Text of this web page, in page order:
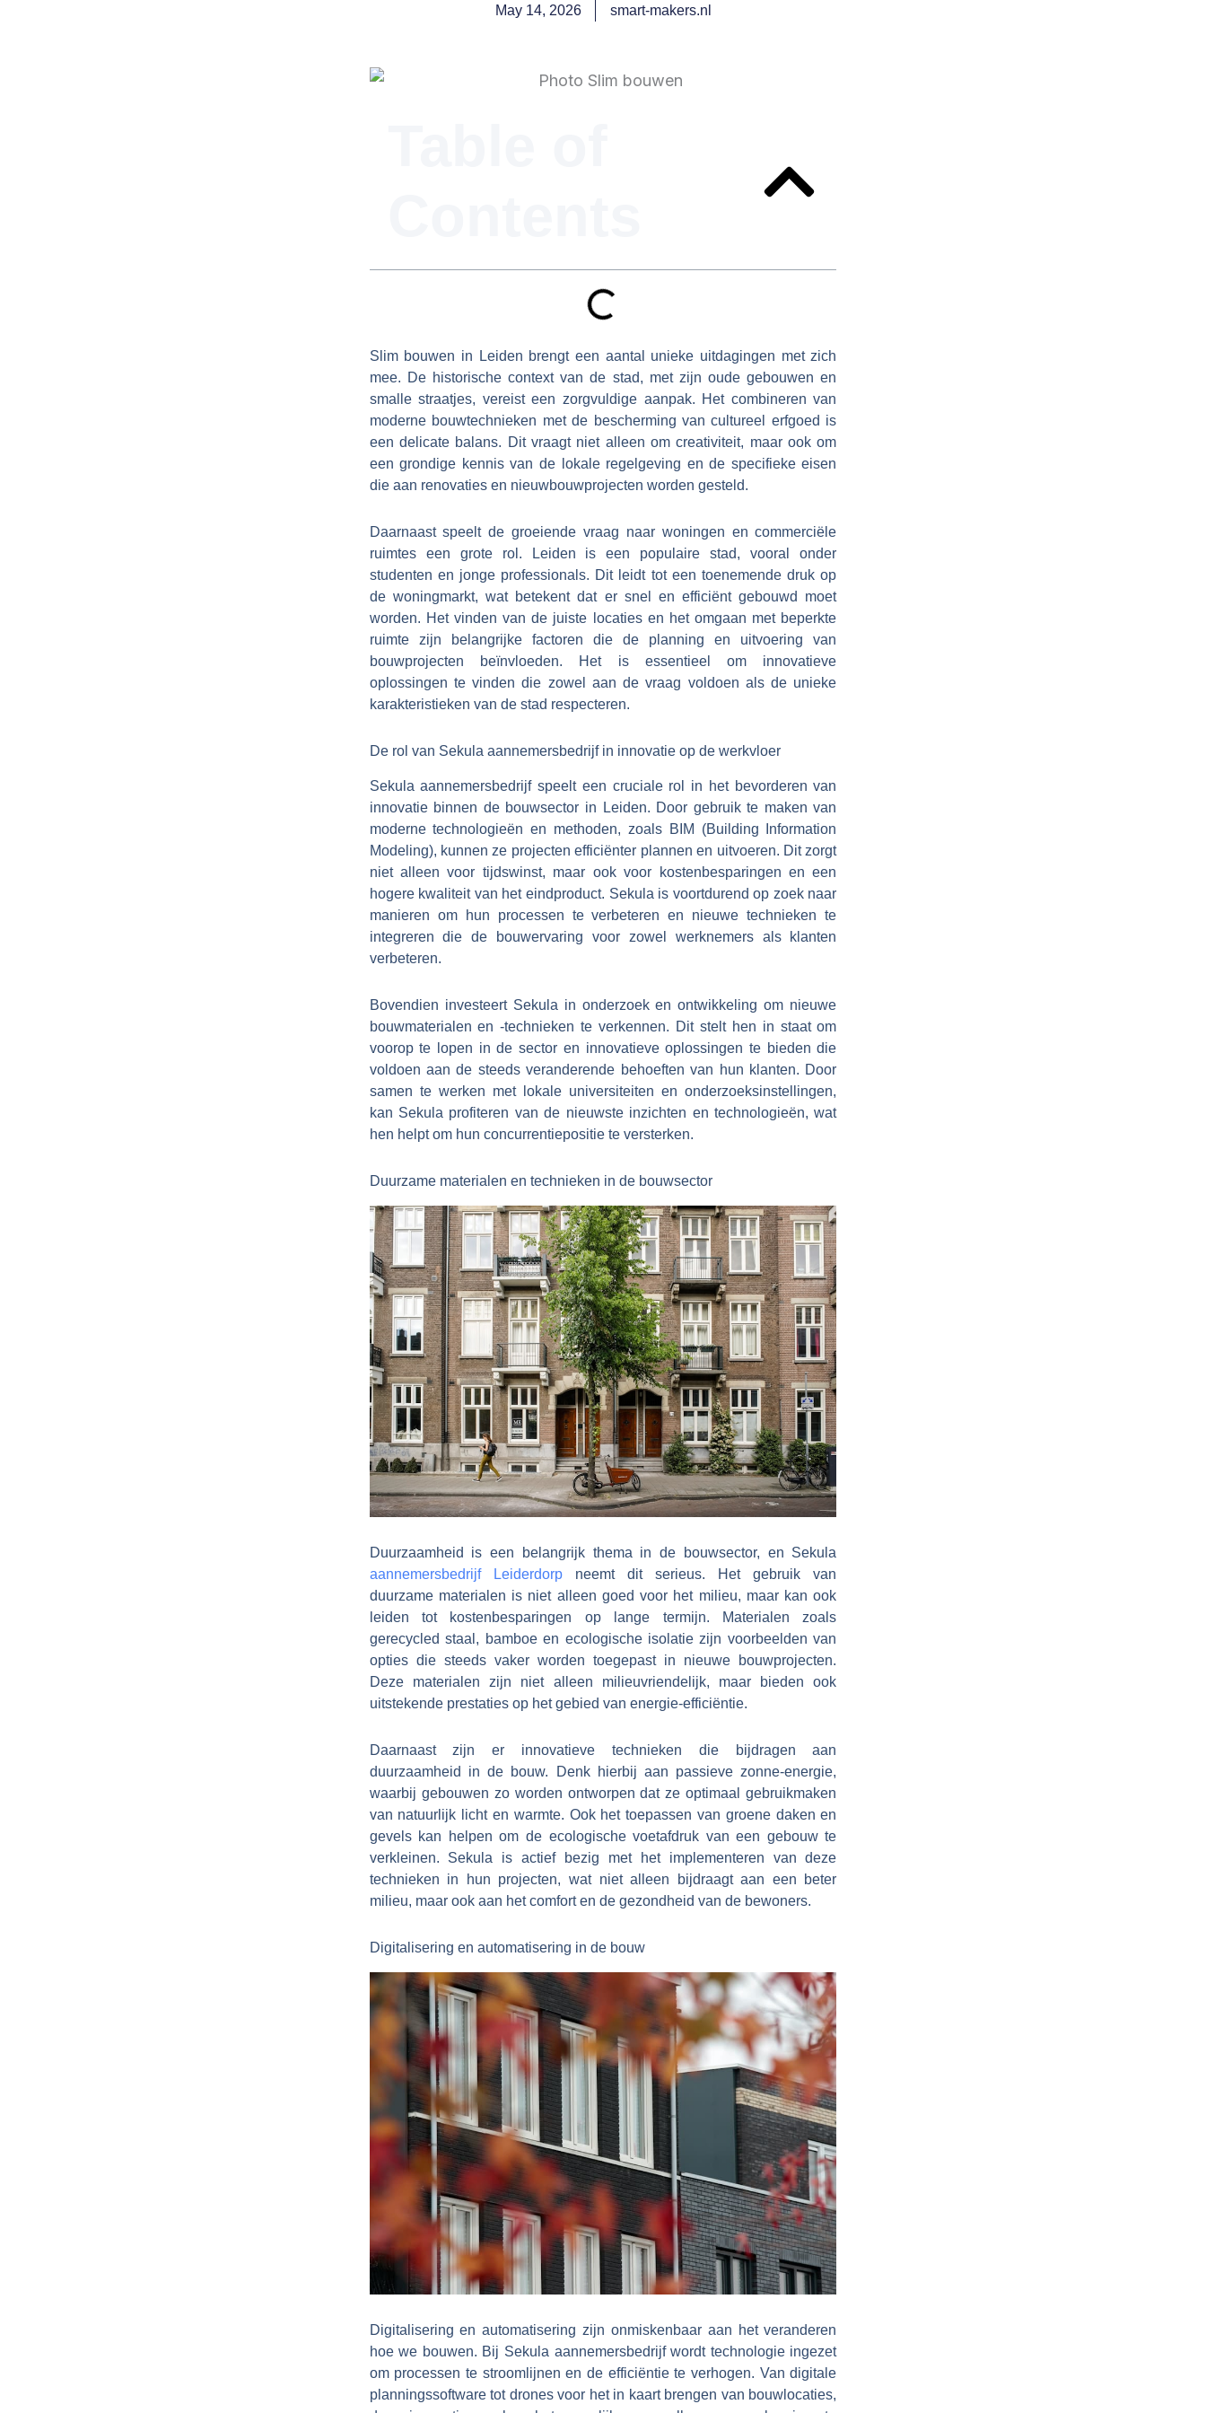
May 14, 2026 smart-makers.nl
Slim bouwen in Leiden brengt een aantal unieke uitdagingen met zich
mee. De historische context van de stad, met zijn oude gebouwen en
smalle straatjes, vereist een zorgvuldige aanpak. Het combineren van
moderne bouwtechnieken met de bescherming van cultureel erfgoed is
een delicate balans. Dit vraagt niet alleen om creativiteit, maar ook om
een grondige kennis van de lokale regelgeving en de specifieke eisen
die aan renovaties en nieuwbouwprojecten worden gesteld.
Daarnaast speelt de groeiende vraag naar woningen en commerciële
ruimtes een grote rol. Leiden is een populaire stad, vooral onder
studenten en jonge professionals. Dit leidt tot een toenemende druk op
de woningmarkt, wat betekent dat er snel en efficiënt gebouwd moet
worden. Het vinden van de juiste locaties en het omgaan met beperkte
ruimte zijn belangrijke factoren die de planning en uitvoering van
bouwprojecten beïnvloeden. Het is essentieel om innovatieve
oplossingen te vinden die zowel aan de vraag voldoen als de unieke
karakteristieken van de stad respecteren.
De rol van Sekula aannemersbedrijf in innovatie op de werkvloer
Sekula aannemersbedrijf speelt een cruciale rol in het bevorderen van
innovatie binnen de bouwsector in Leiden. Door gebruik te maken van
moderne technologieën en methoden, zoals BIM (Building Information
Modeling), kunnen ze projecten efficiënter plannen en uitvoeren. Dit zorgt
niet alleen voor tijdswinst, maar ook voor kostenbesparingen en een
hogere kwaliteit van het eindproduct. Sekula is voortdurend op zoek naar
manieren om hun processen te verbeteren en nieuwe technieken te
integreren die de bouwervaring voor zowel werknemers als klanten
verbeteren.
Bovendien investeert Sekula in onderzoek en ontwikkeling om nieuwe
bouwmaterialen en -technieken te verkennen. Dit stelt hen in staat om
voorop te lopen in de sector en innovatieve oplossingen te bieden die
voldoen aan de steeds veranderende behoeften van hun klanten. Door
samen te werken met lokale universiteiten en onderzoeksinstellingen,
kan Sekula profiteren van de nieuwste inzichten en technologieën, wat
hen helpt om hun concurrentiepositie te versterken.
Duurzame materialen en technieken in de bouwsector
Duurzaamheid is een belangrijk thema in de bouwsector, en Sekula
aannemersbedrijf Leiderdorpneemt dit serieus. Het gebruik van
duurzame materialen is niet alleen goed voor het milieu, maar kan ook
leiden tot kostenbesparingen op lange termijn. Materialen zoals
gerecycled staal, bamboe en ecologische isolatie zijn voorbeelden van
opties die steeds vaker worden toegepast in nieuwe bouwprojecten.
Deze materialen zijn niet alleen milieuvriendelijk, maar bieden ook
uitstekende prestaties op het gebied van energie-efficiëntie.
Daarnaast zijn er innovatieve technieken die bijdragen aan
duurzaamheid in de bouw. Denk hierbij aan passieve zonne-energie,
waarbij gebouwen zo worden ontworpen dat ze optimaal gebruikmaken
van natuurlijk licht en warmte. Ook het toepassen van groene daken en
gevels kan helpen om de ecologische voetafdruk van een gebouw te
verkleinen. Sekula is actief bezig met het implementeren van deze
technieken in hun projecten, wat niet alleen bijdraagt aan een beter
milieu, maar ook aan het comfort en de gezondheid van de bewoners.
Digitalisering en automatisering in de bouw
Digitalisering en automatisering zijn onmiskenbaar aan het veranderen
hoe we bouwen. Bij Sekula aannemersbedrijf wordt technologie ingezet
om processen te stroomlijnen en de efficiëntie te verhogen. Van digitale
planningssoftware tot drones voor het in kaart brengen van bouwlocaties,